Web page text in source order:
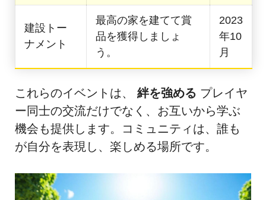
建設トー
ナメント
最高の家を建てて賞
品を獲得しましょ
う。
2023
年10
月
これらのイベントは、 絆を強める プレイヤ
ー同士の交流だけでなく、お互いから学ぶ
機会も提供します。コミュニティは、誰も
が自分を表現し、楽しめる場所です。